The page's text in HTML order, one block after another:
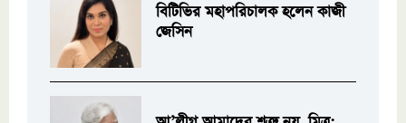
বিটিভির মহাপরিচালক হলেন কাজী
জেসিন